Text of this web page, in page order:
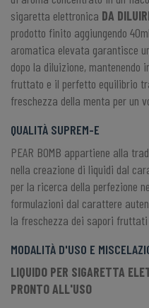
sigaretta elettronica DA
prodotto finito aggiungendo
aromatica elevata garantisce
dopo la diluizione,
fruttato e il perfetto equilibrio
freschezza della menta per un
QUALITÀ SUPREM-E
PEAR BOMB appartiene alla
nella creazione di liquidi dal
per la ricerca della perfezione
formulazioni dal carattere
la freschezza dei sapori
MODALITÀ D'USO E
LIQUIDO PER SIGARETTA
PRONTO ALL'USO